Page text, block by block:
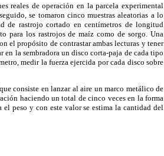
reales de operación en la parcela experimental
se tomaron cinco muestras aleatorias a lo
rastrojo cortado en centímetros de longitud
para los rastrojos de maíz como de sorgo. Una
el propósito de contrastar ambas lecturas y tener
en la sembradora un disco corta-paja de cada tipo
medir la fuerza ejercida por cada disco sobre
consiste en lanzar al aire un marco metálico de
haciendo un total de cinco veces en la forma
peso y con este valor se estima la cantidad del